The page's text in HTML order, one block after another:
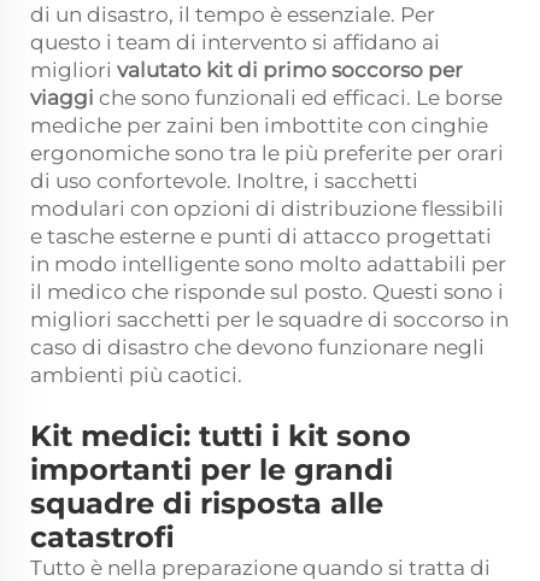
di un disastro, il tempo è essenziale. Per
questo i team di intervento si affidano ai
migliori valutato kit di primo soccorso per
viaggi che sono funzionali ed efficaci. Le borse
mediche per zaini ben imbottite con cinghie
ergonomiche sono tra le più preferite per orari
di uso confortevole. Inoltre, i sacchetti
modulari con opzioni di distribuzione flessibili
e tasche esterne e punti di attacco progettati
in modo intelligente sono molto adattabili per
il medico che risponde sul posto. Questi sono i
migliori sacchetti per le squadre di soccorso in
caso di disastro che devono funzionare negli
ambienti più caotici.
Kit medici: tutti i kit sono
importanti per le grandi
squadre di risposta alle
catastrofi
Tutto è nella preparazione quando si tratta di